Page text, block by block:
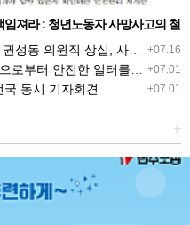
져라 : 청년노동자 사망사고의 철
지 대책 마련하라
+07.16
의원직 상실, 사필귀정이다
+07.01
총 강원지역본부 폭염감시단 선포 기자회견
+07.01
동시 기자회견
+